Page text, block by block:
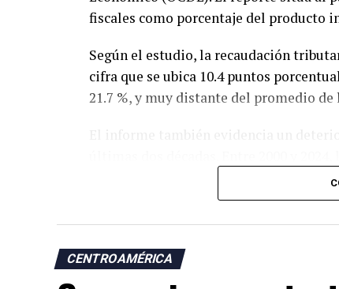
fiscales como porcentaje del producto
Según el estudio, la recaudación
cifra que se ubica 10.4 puntos
21.7 %, y muy distante del promedio de
reducción de 3.7 puntos porcentuales,
Caribe aumentó de 16.8 % a 21.7 % en
% del PIB, en contraste con el
CENTROAMÉRICA